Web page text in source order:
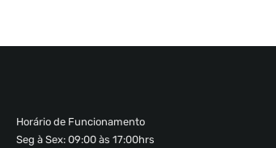
Horário de Funcionamento
Seg à Sex: 09:00 às 17:00hrs